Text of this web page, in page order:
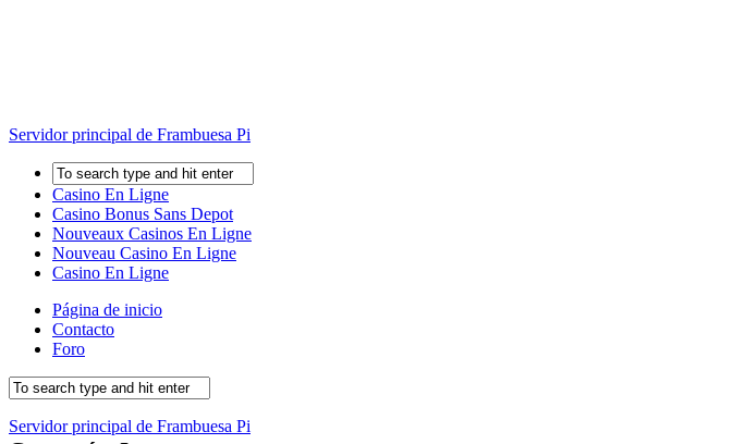
Servidor principal de Frambuesa Pi
Casino En Ligne
Casino Bonus Sans Depot
Nouveaux Casinos En Ligne
Nouveau Casino En Ligne
Casino En Ligne
Página de inicio
Contacto
Foro
Servidor principal de Frambuesa Pi